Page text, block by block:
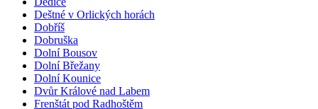
Deštné v Orlických horách
Dobříš
Dobruška
Dolní Bousov
Dolní Břežany
Dolní Kounice
Dvůr Králové nad Labem
Frenštát pod Radhoštěm